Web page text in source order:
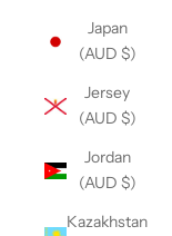
Japan
(AUD $)
Jersey
(AUD $)
Jordan
(AUD $)
Kazakhstan